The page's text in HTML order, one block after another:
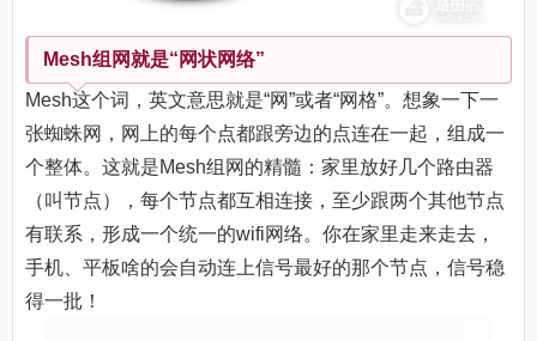
Mesh组网就是“网状网络”
Mesh这个词，英文意思就是“网”或者“网格”。想象一下一
张蜘蛛网，网上的每个点都跟旁边的点连在一起，组成一
个整体。这就是Mesh组网的精髓：家里放好几个路由器
（叫节点），每个节点都互相连接，至少跟两个其他节点
有联系，形成一个统一的wifi网络。你在家里走来走去，
手机、平板啥的会自动连上信号最好的那个节点，信号稳
得一批！